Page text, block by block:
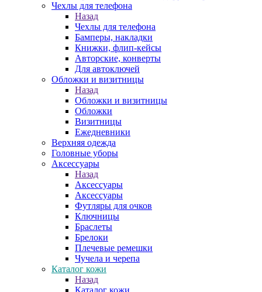
Чехлы для телефона
Назад
Чехлы для телефона
Бамперы, накладки
Книжки, флип-кейсы
Авторские, конверты
Для автоключей
Обложки и визитницы
Назад
Обложки и визитницы
Обложки
Визитницы
Ежедневники
Верхняя одежда
Головные уборы
Аксессуары
Назад
Аксессуары
Аксессуары
Футляры для очков
Ключницы
Браслеты
Брелоки
Плечевые ремешки
Чучела и черепа
Каталог кожи
Назад
Каталог кожи